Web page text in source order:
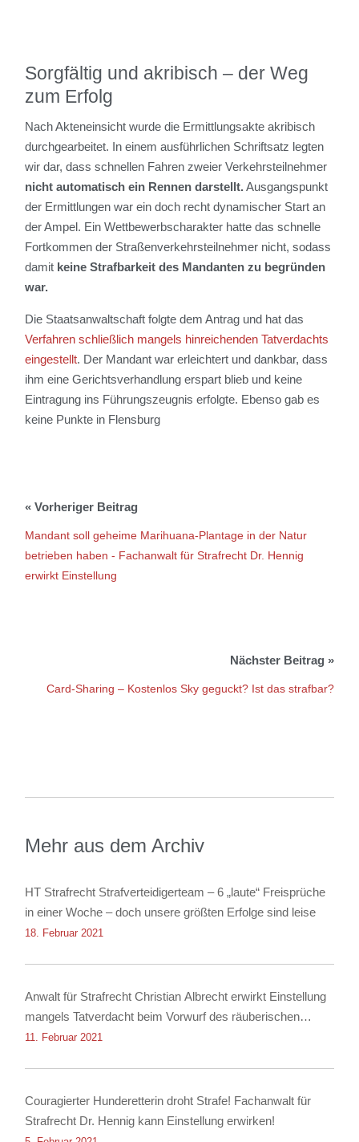
Sorgfältig und akribisch – der Weg
zum Erfolg
Nach Akteneinsicht wurde die Ermittlungsakte akribisch
durchgearbeitet. In einem ausführlichen Schriftsatz legten
wir dar, dass schnellen Fahren zweier Verkehrsteilnehmer
nicht automatisch ein Rennen darstellt.Ausgangspunkt
der Ermittlungen war ein doch recht dynamischer Start an
der Ampel. Ein Wettbewerbscharakter hatte das schnelle
Fortkommen der Straßenverkehrsteilnehmer nicht, sodass
damit keine Strafbarkeit des Mandanten zu begründen
war.
Die Staatsanwaltschaft folgte dem Antrag und hat das
Verfahren schließlich mangels hinreichenden Tatverdachts
eingestellt. Der Mandant war erleichtert und dankbar, dass
ihm eine Gerichtsverhandlung erspart blieb und keine
Eintragung ins Führungszeugnis erfolgte. Ebenso gab es
keine Punkte in Flensburg
Mandant soll geheime Marihuana-Plantage in der Natur
betrieben haben - Fachanwalt für Strafrecht Dr. Hennig
erwirkt Einstellung
Card-Sharing – Kostenlos Sky geguckt? Ist das strafbar?
Mehr aus dem Archiv
HT Strafrecht Strafverteidigerteam – 6 „laute“ Freisprüche
in einer Woche – doch unsere größten Erfolge sind leise
18. Februar 2021
Anwalt für Strafrecht Christian Albrecht erwirkt Einstellung
mangels Tatverdacht beim Vorwurf des räuberischen
Diebstahls sowie der Körperverletzung
11. Februar 2021
Couragierter Hunderetterin droht Strafe! Fachanwalt für
Strafrecht Dr. Hennig kann Einstellung erwirken!